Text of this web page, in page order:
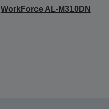
WorkForce AL-M310DN